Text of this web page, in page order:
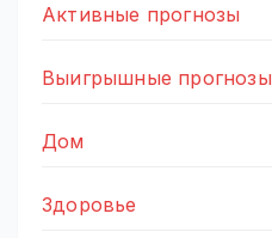
Активные прогнозы
Выигрышные прогнозы
Дом
Здоровье